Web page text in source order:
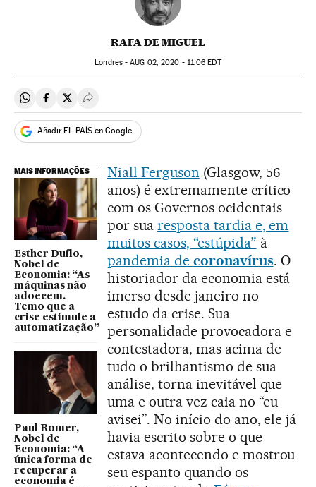
RAFA DE MIGUEL
Londres -AUG 02, 2020 - 11:06 EDT
Compartir en Whatsapp
Compartir en Facebook
Compartir en Twitter
Desplegar Redes Sociales
Añadir EL PAÍS en Google
MAIS INFORMAÇÕES
Esther Duflo,
Nobel de
Economia: “As
máquinas não
adoecem.
Temo que a
crise estimule a
automatização”
Paul Romer,
Nobel de
Economia: “A
única forma de
recuperar a
economia é
Niall Ferguson (Glasgow, 56
anos) é extremamente crítico
com os Governos ocidentais
por sua resposta tardia e, em
muitos casos, “estúpida” à
pandemia de coronavírus. O
historiador da economia está
imerso desde janeiro no
estudo da crise. Sua
personalidade provocadora e
contestadora, mas acima de
tudo o brilhantismo de sua
análise, torna inevitável que
uma e outra vez caia no “eu
avisei”. No início do ano, ele já
havia escrito sobre o que
estava acontecendo e mostrou
seu espanto quando os